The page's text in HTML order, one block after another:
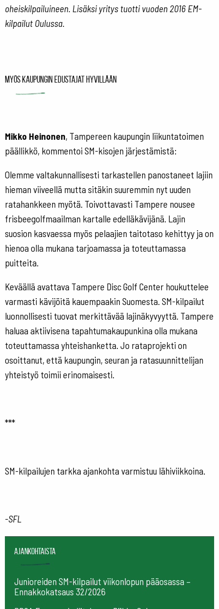
oheiskilpailuineen. Lisäksi yritys tuotti vuoden 2016 EM-
kilpailut Oulussa.
Myös kaupungin edustajat hyvillään
Mikko Heinonen, Tampereen kaupungin liikuntatoimen
päällikkö, kommentoi SM-kisojen järjestämistä:
Olemme valtakunnallisesti tarkastellen panostaneet lajiin
hieman viiveellä mutta sitäkin suuremmin nyt uuden
ratahankkeen myötä. Toivottavasti Tampere nousee
frisbeegolfmaailman kartalle edelläkävijänä. Lajin
suosion kasvaessa myös pelaajien taitotaso kehittyy ja on
hienoa olla mukana tarjoamassa ja toteuttamassa
puitteita.
Keväällä avattava Tampere Disc Golf Center houkuttelee
varmasti kävijöitä kauempaakin Suomesta. SM-kilpailut
luonnollisesti tuovat merkittävää lajinäkyvyyttä. Tampere
haluaa aktiivisena tapahtumakaupunkina olla mukana
toteuttamassa yhteishanketta. Jo rataprojekti on
osoittanut, että kaupungin, seuran ja ratasuunnittelijan
yhteistyö toimii erinomaisesti.
***
SM-kilpailujen tarkka ajankohta varmistuu lähiviikkoina.
-SFL
Ajankohtaista
Junioreiden SM-kilpailut viikonlopun pääosassa –
Ennakkokatsaus 32/2026